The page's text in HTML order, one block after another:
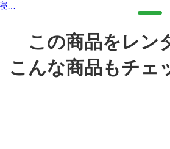
…
この商品をレン
こんな商品もチェ